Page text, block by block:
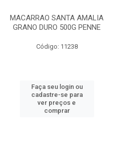
MACARRAO SANTA AMALIA
GRANO DURO 500G PENNE
Código: 11238
Faça seu login ou
cadastre-se para
ver preços e
comprar